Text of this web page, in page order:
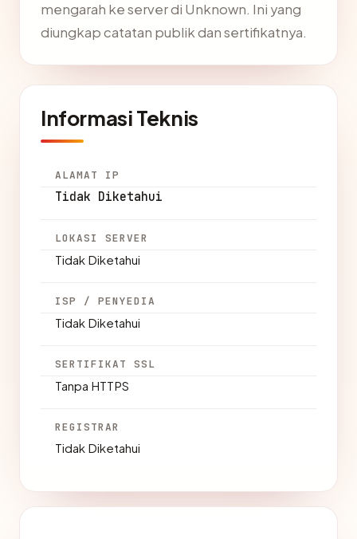
mengarah ke server di Unknown. Ini yang
diungkap catatan publik dan sertifikatnya.
Informasi Teknis
ALAMAT IP
Tidak Diketahui
LOKASI SERVER
Tidak Diketahui
ISP / PENYEDIA
Tidak Diketahui
SERTIFIKAT SSL
Tanpa HTTPS
REGISTRAR
Tidak Diketahui